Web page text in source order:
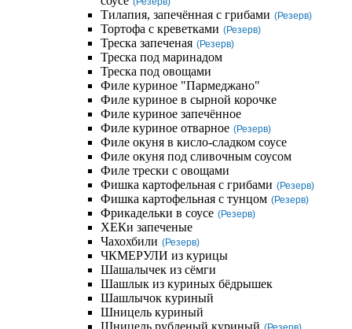
Тилапия, запечённая с грибами (Резерв)
Тортофа с креветками (Резерв)
Треска запеченая (Резерв)
Треска под маринадом
Треска под овощами
Филе куриное "Пармеджано"
Филе куриное в сырной корочке
Филе куриное запечённое
Филе куриное отварное (Резерв)
Филе окуня в кисло-сладком соусе
Филе окуня под сливочным соусом
Филе трески с овощами
Фишка картофельная с грибами (Резерв)
Фишка картофельная с тунцом (Резерв)
Фрикадельки в соусе (Резерв)
ХЕКи запеченые
Чахохбили (Резерв)
ЧКМЕРУЛИ из курицы
Шашалычек из сёмги
Шашлык из куриных бёдрышек
Шашлычок куриный
Шницель куриный
Шницель рубленый куриный